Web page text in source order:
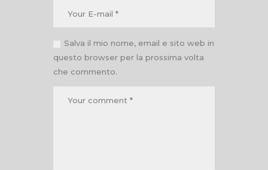
Salva il mio nome, email e sito web in
questo browser per la prossima volta
che commento.